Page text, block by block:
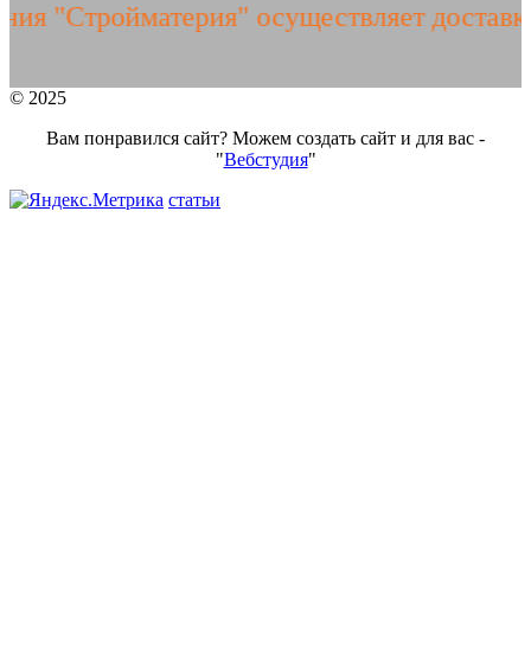
"Стройматерия" осуществляет
© 2025
Вам понравился сайт? Можем создать сайт и для вас -
"Вебстудия"
статьи